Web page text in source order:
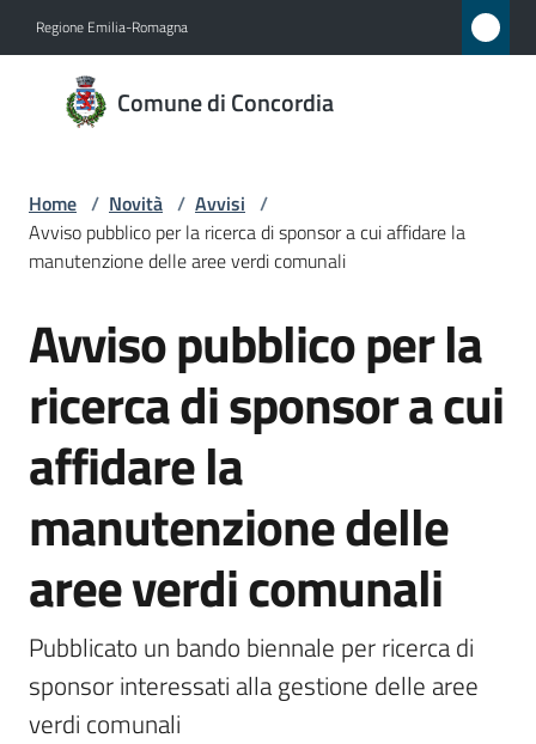
Regione Emilia-Romagna
Comune di Concordia
Comune
di
Amministrazione
Novità
Menu selezionato
Servizi
Vivere
Concordia
Periodico
Concordia
Comune
Home / Novità / Avvisi /
Avviso pubblico per la ricerca di sponsor a cui affidare la
manutenzione delle aree verdi comunali
Salta al contenuto
Avviso pubblico per la
ricerca di sponsor a cui
affidare la
manutenzione delle
aree verdi comunali
Pubblicato un bando biennale per ricerca di
sponsor interessati alla gestione delle aree
verdi comunali